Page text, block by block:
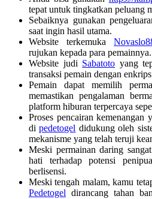
tepat untuk tingkatkan peluang
Sebaiknya gunakan
saat ingin hasil utama.
Website terkemuka
rujukan kepada para pemainnya.
Website judi Sabatoto yang
transaksi pemain dengan
Pemain dapat memilih
memastikan pengalaman
platform hiburan terpercaya
Proses pencairan kemenangan
dipedetogel didukung oleh
mekanisme yang telah teruji
Meski permainan daring
hati terhadap potensi
berlisensi.
Meski tengah malam, kamu
Pedetogel dirancang tahan